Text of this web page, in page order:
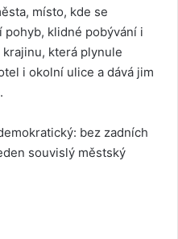
místo, kde se
klidné pobývání i
která plynule
i okolní ulice a dává jim
bez zadních
souvislý městský